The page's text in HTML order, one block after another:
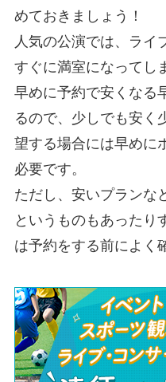
めておきましょう！
人気の公演では、ライ
すぐに満室になってし
早めに予約で安くなる
るので、少しでも安く
望する場合には早めに
必要です。
ただし、安いプランな
というものもあったり
は予約をする前によく